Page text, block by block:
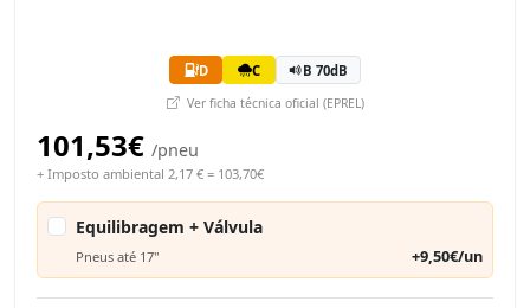
D C B 70dB
Ver ficha técnica oficial (EPREL)
101,53€ /pneu
+ Imposto ambiental 2,17 € = 103,70€
Equilibragem + Válvula
Pneus até 17" +9,50€/un